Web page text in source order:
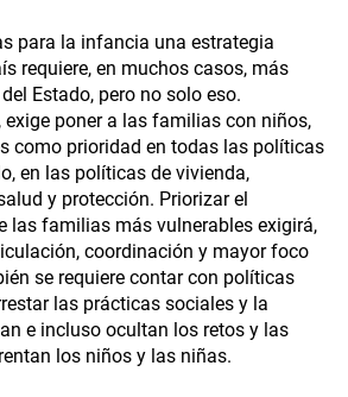
para la infancia una estrategia
requiere, en muchos casos, más
Estado, pero no solo eso.
poner a las familias con niños,
como prioridad en todas las políticas
en las políticas de vivienda,
y protección. Priorizar el
las familias más vulnerables exigirá,
coordinación y mayor foco
se requiere contar con políticas
las prácticas sociales y la
e incluso ocultan los retos y las
los niños y las niñas.